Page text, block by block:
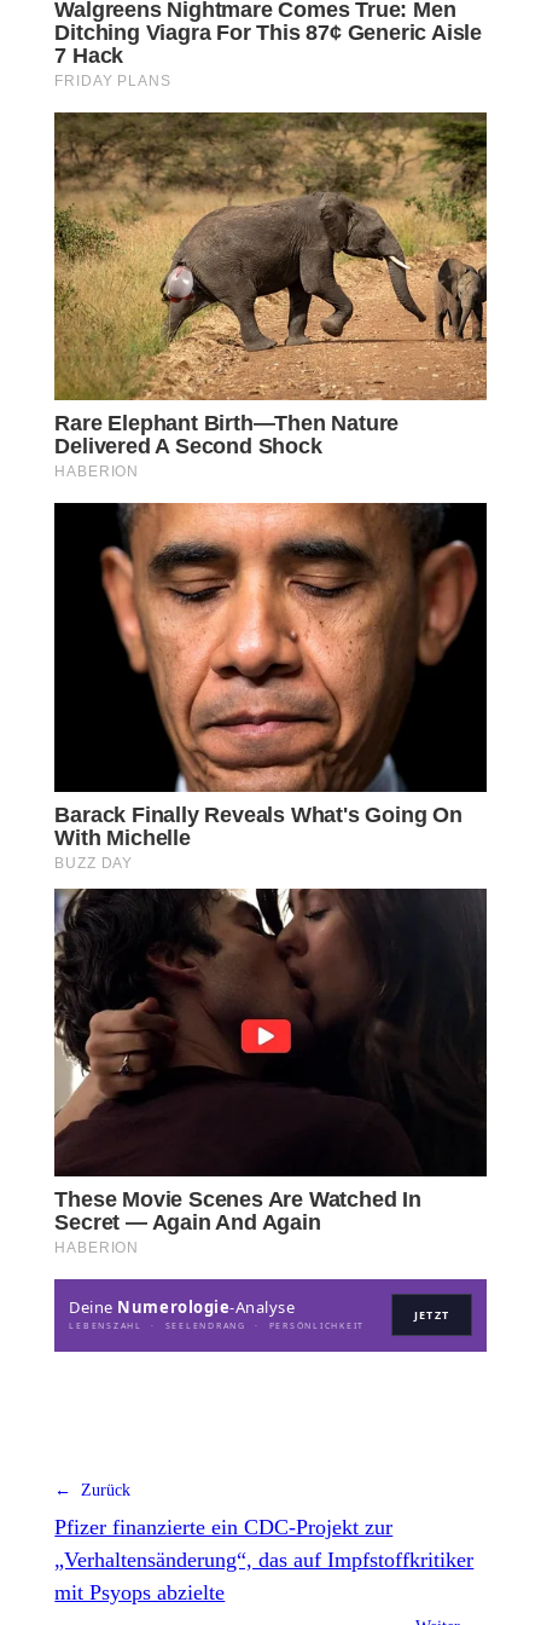
Deine Numerologie-Analyse
LEBENSZAHL · SEELENDRANG · PERSÖNLICHKEIT
JETZT
← Zurück
Pfizer finanzierte ein CDC-Projekt zur
„Verhaltensänderung“, das auf Impfstoffkritiker
mit Psyops abzielte